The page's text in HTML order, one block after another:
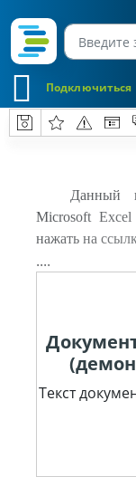
Подключиться
Данный
Microsoft Excel
нажать на
....
Текст